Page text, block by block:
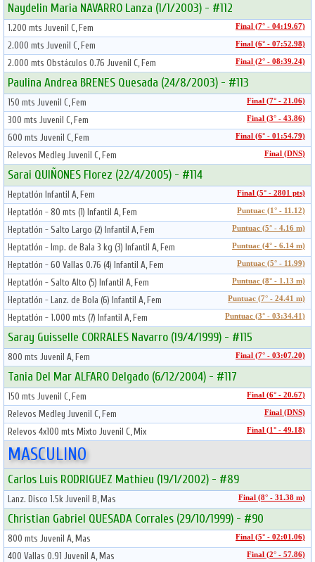
Naydelin Maria NAVARRO Lanza (1/1/2003) - #112
1.200 mts Juvenil C, Fem Final (7° - 04:19.67)
2.000 mts Juvenil C, Fem Final (6° - 07:52.98)
2.000 mts Obstáculos 0.76 Juvenil C, Fem Final (2° - 08:39.24)
Paulina Andrea BRENES Quesada (24/8/2003) - #113
150 mts Juvenil C, Fem Final (7° - 21.06)
300 mts Juvenil C, Fem Final (3° - 43.86)
600 mts Juvenil C, Fem Final (6° - 01:54.79)
Relevos Medley Juvenil C, Fem Final (DNS)
Sarai QUIÑONES Florez (22/4/2005) - #114
Heptatlón Infantil A, Fem Final (5° - 2801 pts)
Heptatlón - 80 mts (1) Infantil A, Fem Puntuac (1° - 11.12)
Heptatlón - Salto Largo (2) Infantil A, Fem Puntuac (5° - 4.16 m)
Heptatlón - Imp. de Bala 3 kg (3) Infantil A, Fem Puntuac (4° - 6.14 m)
Heptatlón - 60 Vallas 0.76 (4) Infantil A, Fem Puntuac (5° - 11.99)
Heptatlón - Salto Alto (5) Infantil A, Fem Puntuac (8° - 1.13 m)
Heptatlón - Lanz. de Bola (6) Infantil A, Fem Puntuac (7° - 24.41 m)
Heptatlón - 1.000 mts (7) Infantil A, Fem Puntuac (3° - 03:34.41)
Saray Guisselle CORRALES Navarro (19/4/1999) - #115
800 mts Juvenil A, Fem Final (7° - 03:07.20)
Tania Del Mar ALFARO Delgado (6/12/2004) - #117
150 mts Juvenil C, Fem Final (6° - 20.67)
Relevos Medley Juvenil C, Fem Final (DNS)
Relevos 4x100 mts Mixto Juvenil C, Mix Final (1° - 49.18)
MASCULINO
Carlos Luis RODRIGUEZ Mathieu (19/1/2002) - #89
Lanz. Disco 1.5k Juvenil B, Mas Final (8° - 31.38 m)
Christian Gabriel QUESADA Corrales (29/10/1999) - #90
800 mts Juvenil A, Mas Final (5° - 02:01.06)
400 Vallas 0.91 Juvenil A, Mas Final (2° - 57.86)